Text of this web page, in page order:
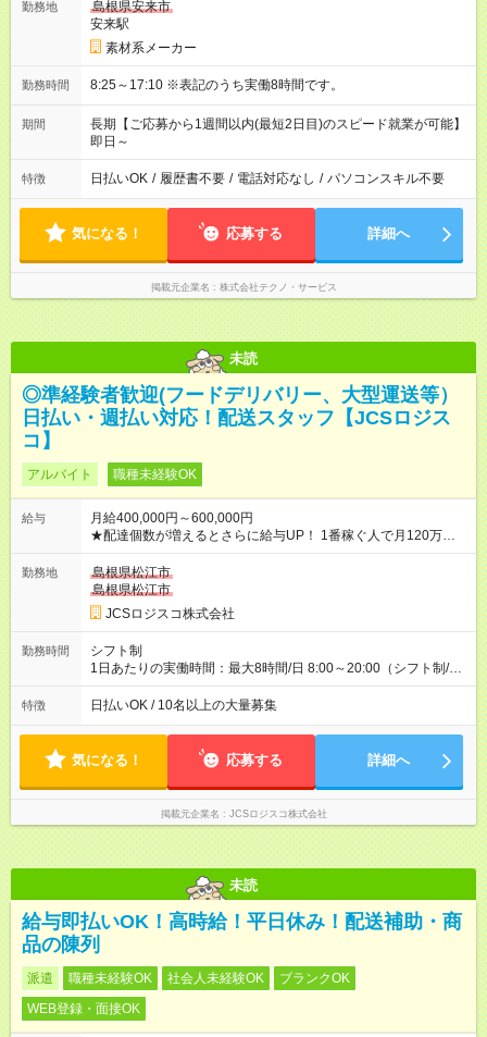
勤務地
島根県安来市
安来駅
素材系メーカー
勤務時間 8:25～17:10 ※表記のうち実働8時間です。
期間
長期【ご応募から1週間以内(最短2日目)のスピード就業が可能】
即日～
特徴 日払いOK / 履歴書不要 / 電話対応なし / パソコンスキル不要
気になる！ 応募する 詳細へ
掲載元企業名 株式会社テクノ・サービス
未読
◎準経験者歓迎(フードデリバリー、大型運送等）
日払い・週払い対応！配送スタッフ【JCSロジス
コ】
アルバイト 職種未経験OK
給与
月給400,000円～600,000円
★配達個数が増えるとさらに給与UP！ 1番稼ぐ人で月120万ほ
ど！ ・主要都市エリア 月収55万円／週5日稼働 月収65万~112
万円／週6日稼働 ・地方郊外エリア 月収40万円／週5日稼働 月
収40万円~50万円／週6日稼働 ＜モデルイメージ＞ ■月収50万
円 (27歳男性/江東区在住)※元建築関係 1日150個配達×25日勤務
(日休み) ■月収80万円(43歳男性/墨田区在住)※元営業 1日200個
勤務地
島根県松江市
島根県松江市
JCSロジスコ株式会社
勤務時間
シフト制
1日あたりの実働時間：最大8時間/日 8:00～20:00（シフト制/実
働8時間） ※週5日勤務（場所次第では週4も有り） ※配達状況に
よって時間外での勤務可能性有り ※案件により多少の前後あり
特徴 日払いOK / 10名以上の大量募集
気になる！ 応募する 詳細へ
掲載元企業名 JCSロジスコ株式会社
未読
給与即払いOK！高時給！平日休み！配送補助・商
品の陳列
派遣 職種未経験OK 社会人未経験OK
ブランクOK
WEB登録・面接OK